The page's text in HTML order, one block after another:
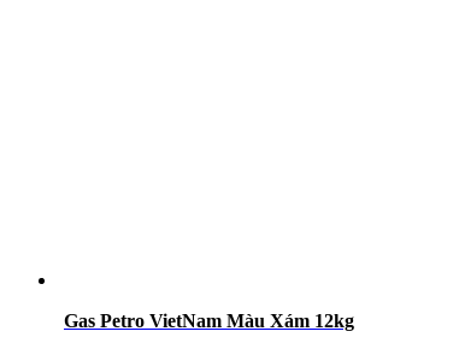
Gas Petro VietNam Màu Xám 12kg